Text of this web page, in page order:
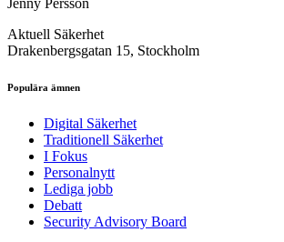
Aktuell Säkerhet
Drakenbergsgatan 15, Stockholm
Populära ämnen
Digital Säkerhet
Traditionell Säkerhet
I Fokus
Personalnytt
Lediga jobb
Debatt
Security Advisory Board